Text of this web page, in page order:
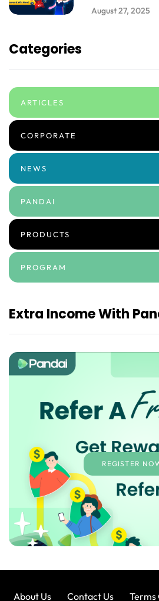
August 27, 2025
Categories
ARTICLES
CORPORATE
NEWS
PANDAI
PRODUCTS
PROGRAM
Extra Income With
REGISTER
About Us Contact Us Terms